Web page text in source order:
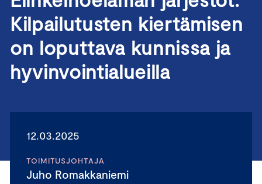
Kilpailutusten kiertämisen
on loputtava kunnissa ja
hyvinvointialueilla
12.03.2025
TOIMITUSJOHTAJA
Juho Romakkaniemi